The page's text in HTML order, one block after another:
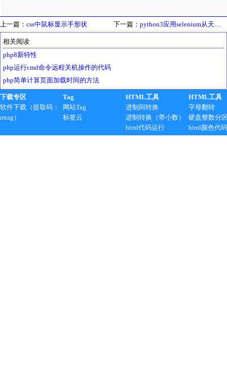
上一篇： css中鼠标显示手形状 下一篇： python3应用selenium从天眼查批量采集公司邮箱
相关阅读
php8新特性
php运行cmd命令远程关机操作的代码
php简单计算页面加载时间的方法
下载专区
软件下载（提取码：
mtag）
Tag
网站Tag
标签云
HTML工具
进制间转换
进制转换（带小数）
html代码运行
HTML工具
字母翻转
硬盘整数分
html颜色代码